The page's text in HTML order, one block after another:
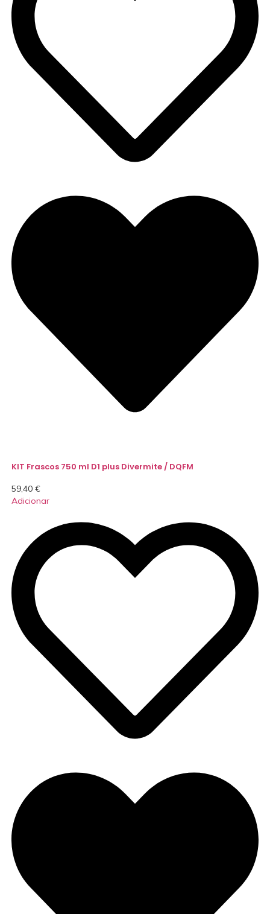
KIT Frascos 750 ml D1 plus Divermite / DQFM
59,40 €
Adicionar